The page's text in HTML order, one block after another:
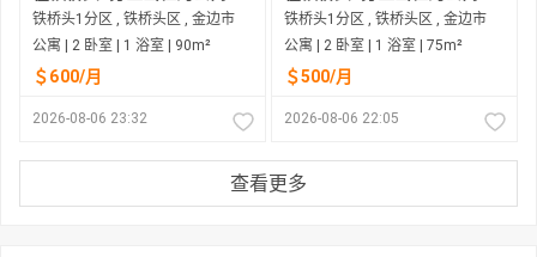
铁桥头1分区 , 铁桥头区 , 金边市
公寓 | 2 卧室 | 1 浴室 | 90m²
＄600/月
2026-08-06 23:32
铁桥头1分区 , 铁桥头区 , 金边市
公寓 | 2 卧室 | 1 浴室 | 75m²
＄500/月
2026-08-06 22:05
查看更多